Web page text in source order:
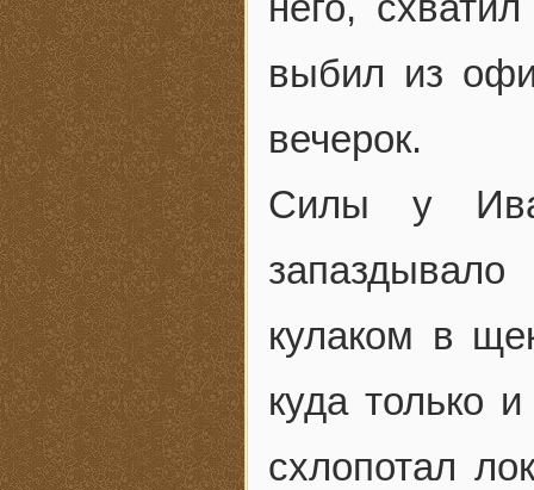
выбил из
вечерок.
Силы у
кулаком в
куда только
схлопотал